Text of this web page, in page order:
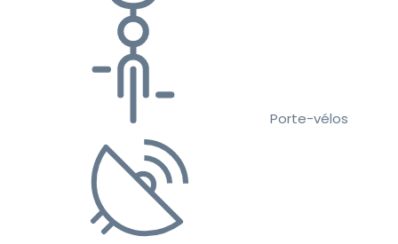
Porte-vélos